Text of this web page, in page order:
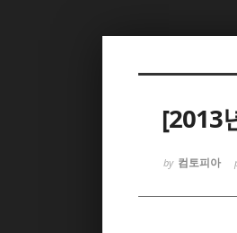
[2013
by 컴토피아
스케치북5
스케치북5